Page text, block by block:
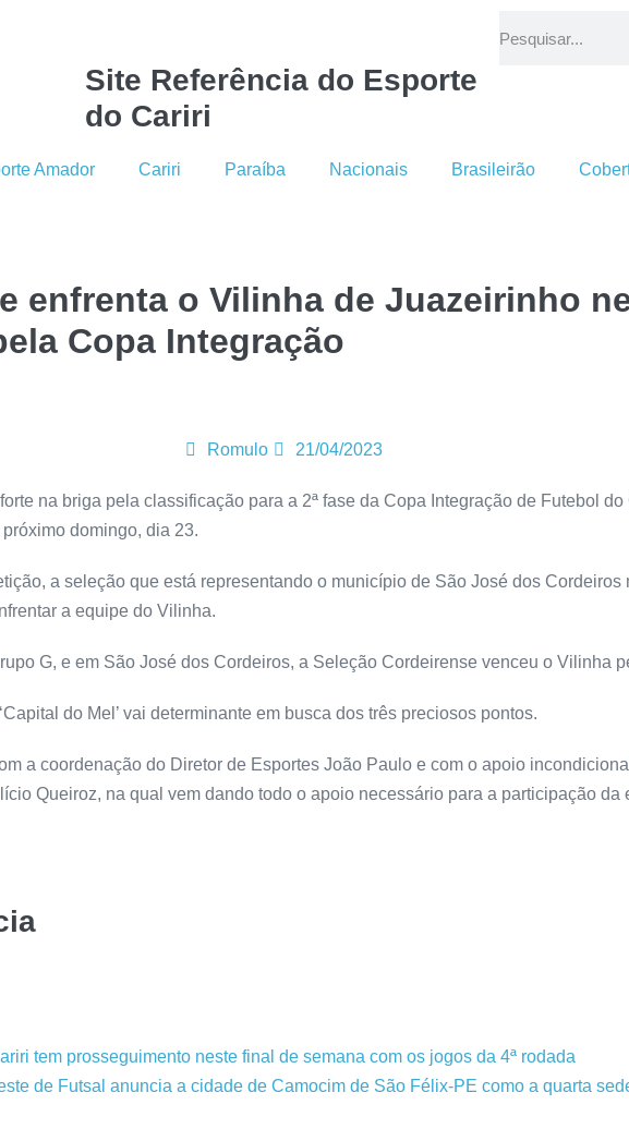
Site Referência do Esporte
do Cariri
Amador Cariri Paraíba Nacionais Brasileirão
enfrenta o Vilinha de Juazeirinho
Copa Integração
Romulo 21/04/2023
na briga pela classificação para a 2ª fase da Copa Integração de Futebol
domingo, dia 23.
a seleção que está representando o município de São José dos Cordeiros
a equipe do Vilinha.
G, e em São José dos Cordeiros, a Seleção Cordeirense venceu o Vilinha
do Mel’ vai determinante em busca dos três preciosos pontos.
a coordenação do Diretor de Esportes João Paulo e com o apoio
Queiroz, na qual vem dando todo o apoio necessário para a participação da
tem prosseguimento neste final de semana com os jogos da 4ª rodada
de Futsal anuncia a cidade de Camocim de São Félix-PE como a quarta